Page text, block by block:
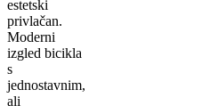
estetski
privlačan.
Moderni
izgled bicikla
s
jednostavnim,
ali